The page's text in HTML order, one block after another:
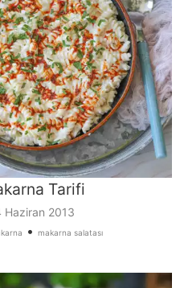
Tarifi
Haziran 2013
• makarna salatası